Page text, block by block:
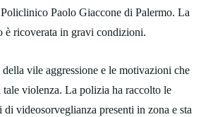
Paolo Giaccone di Palermo. La
è ricoverata in gravi condizioni.
vile aggressione e le motivazioni che
tale violenza. La polizia ha raccolto le
videosorveglianza presenti in zona e sta